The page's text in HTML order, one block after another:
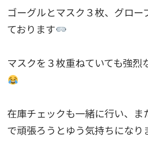
ゴーグルとマスク３枚、グロー
ております
マスクを３枚重ねていても強烈
在庫チェックも一緒に行い、ま
で頑張ろうとゆう気持ちになり